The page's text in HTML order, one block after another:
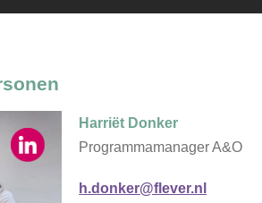
Harriët Donker
Programmamanager A&O
h.donker@flever.nl